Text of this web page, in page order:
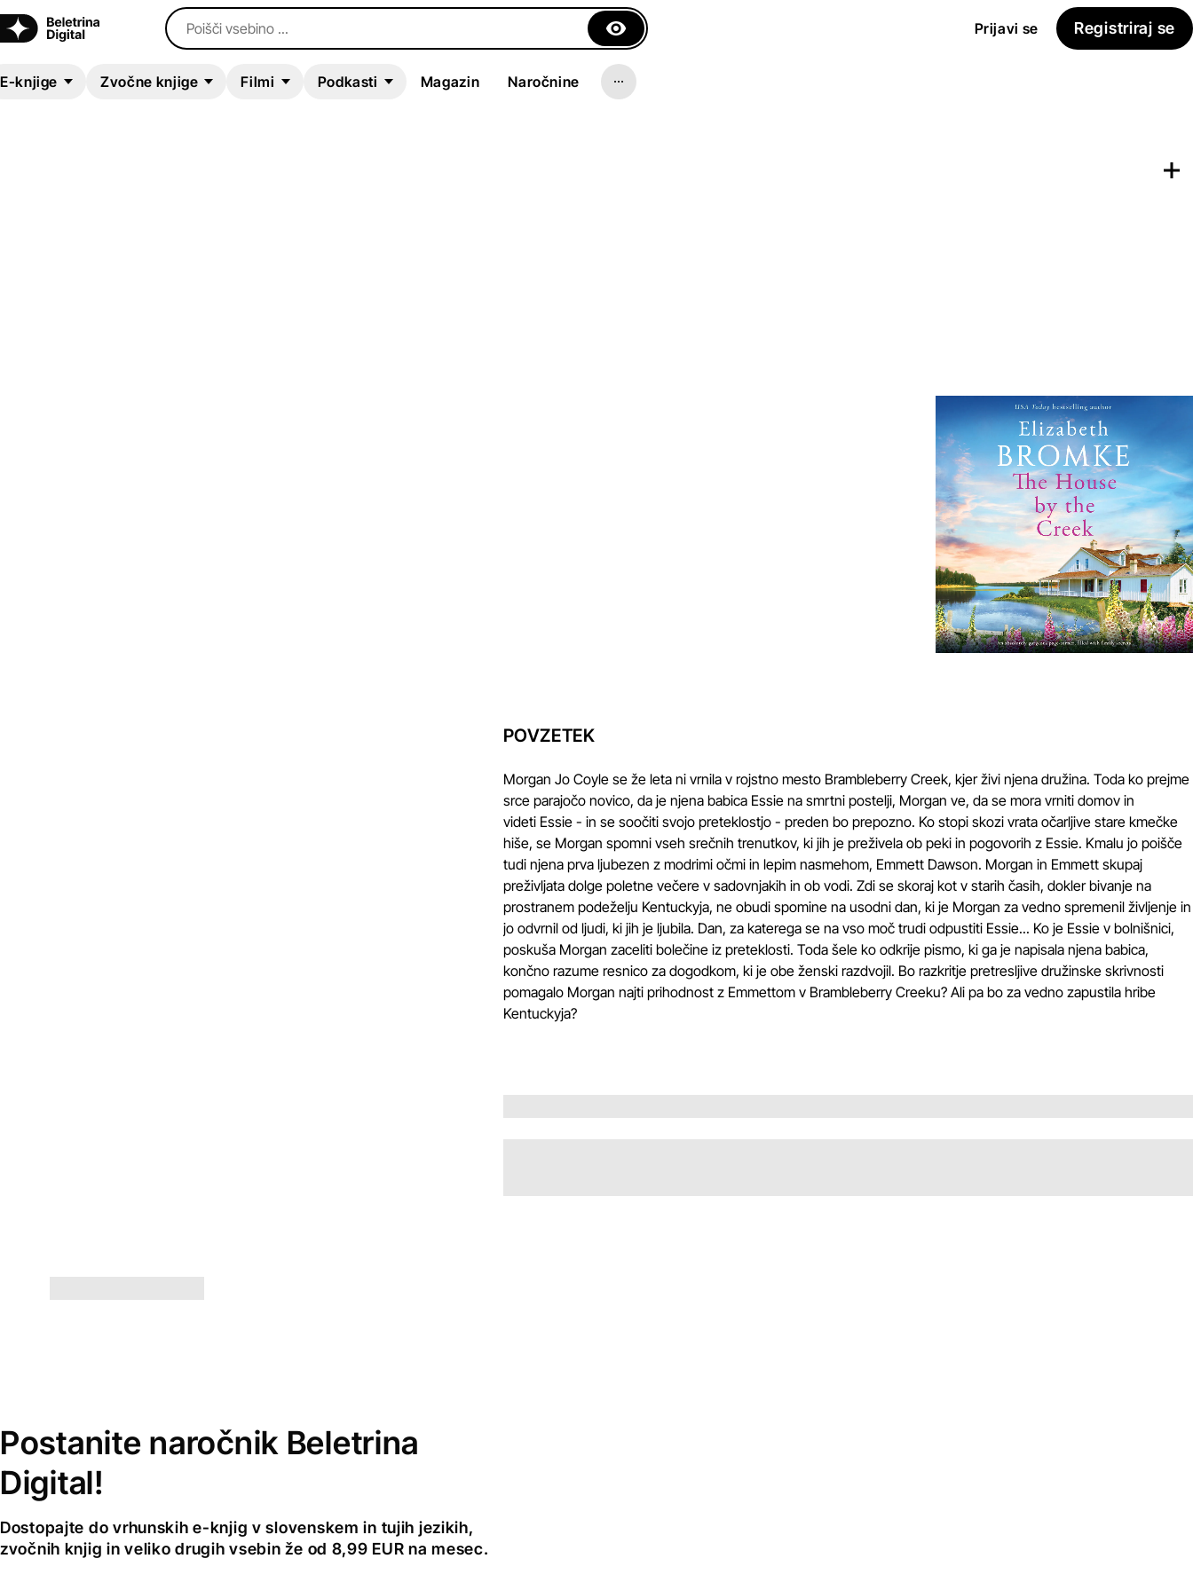
Poišči vsebino ... Prijavi se Registriraj se
E-knjige Zvočne knjige Filmi Podkasti Magazin Naročnine
POVZETEK
Morgan Jo Coyle se že leta ni vrnila v rojstno mesto Brambleberry Creek, kjer živi njena družina. Toda ko prejme
srce parajočo novico, da je njena babica Essie na smrtni postelji, Morgan ve, da se mora vrniti domov in
videti Essie - in se soočiti svojo preteklostjo - preden bo prepozno. Ko stopi skozi vrata očarljive stare kmečke
hiše, se Morgan spomni vseh srečnih trenutkov, ki jih je preživela ob peki in pogovorih z Essie. Kmalu jo poišče
tudi njena prva ljubezen z modrimi očmi in lepim nasmehom, Emmett Dawson. Morgan in Emmett skupaj
preživljata dolge poletne večere v sadovnjakih in ob vodi. Zdi se skoraj kot v starih časih, dokler bivanje na
prostranem podeželju Kentuckyja, ne obudi spomine na usodni dan, ki je Morgan za vedno spremenil življenje in
jo odvrnil od ljudi, ki jih je ljubila. Dan, za katerega se na vso moč trudi odpustiti Essie... Ko je Essie v bolnišnici,
poskuša Morgan zaceliti bolečine iz preteklosti. Toda šele ko odkrije pismo, ki ga je napisala njena babica,
končno razume resnico za dogodkom, ki je obe ženski razdvojil. Bo razkritje pretresljive družinske skrivnosti
pomagalo Morgan najti prihodnost z Emmettom v Brambleberry Creeku? Ali pa bo za vedno zapustila hribe
Kentuckyja?
Postanite naročnik Beletrina
Digital!
Dostopajte do vrhunskih e-knjig v slovenskem in tujih jezikih,
zvočnih knjig in veliko drugih vsebin že od 8,99 EUR na mesec.